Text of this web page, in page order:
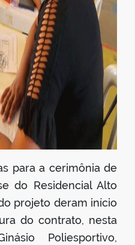
para a cerimônia de
do Residencial Alto
projeto deram início
do contrato, nesta
Poliesportivo,